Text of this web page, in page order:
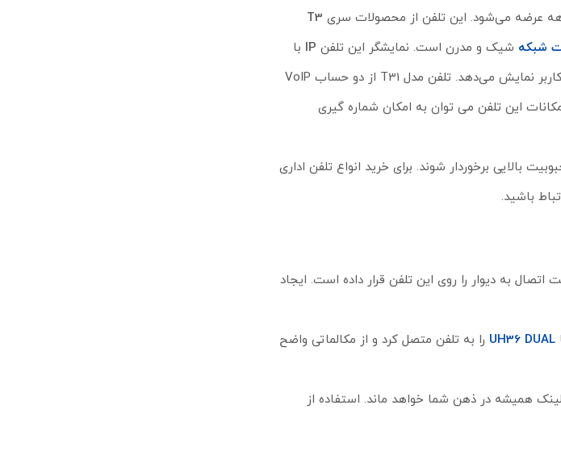
T3
شبکه شیک و مدرن است. نمایشگر این تلفن IP با
رنگ تشکیل شده، که رنگ سفید در پس‌زمینه آن، نوشته‌ها را خواناتر و بهتر برای کاربر نمایش می‌دهد. تلفن مدل T31 از دو حساب VoIP
وری دارد. از دیگر امکانات این تلفن می توان به امکان شماره گیری
بالایی برخوردار شوند. برای خرید انواع تلفن اداری
به دیوار را روی این تلفن قرار داده است. ایجاد
UH36 DUAL را به تلفن متصل کرد و از مکالماتی واضح
همیشه در ذهن شما خواهد ماند. استفاده از